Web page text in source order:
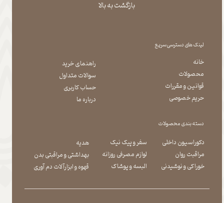
بازگشت به بالا
لینک های دسترسی سریع
دسته بندی محصولات
خانه
محصولات
قوانین و مقررات
حریم خصوصی
راهنمای خرید
سوالات متداول
حساب کاربری
درباره ما
دکوراسیون داخلی
مراقبت روان
​​​​​​​خوراکی و نوشیدنی
سفر و پیک نیک
لوازم مصرفی روزانه
​​​​​​​البسه و پوشاک
هدیه
بهداشتی و مراقبتی بدن
​​​​​​​قهوه و ابزارآلات دم آوری